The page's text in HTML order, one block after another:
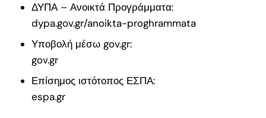
ΔΥΠΑ – Ανοικτά Προγράμματα:
dypa.gov.gr/anoikta-proghrammata
Υποβολή μέσω gov.gr:
gov.gr
Επίσημος ιστότοπος ΕΣΠΑ:
espa.gr